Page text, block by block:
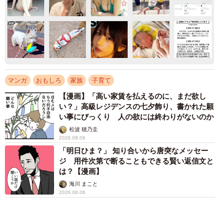
マンガ おもしろ 家族 子育て
【漫画】「高い家賃を払えるのに、まだ欲し
い？」高級レジデンスの七夕飾り、書かれた願
い事にびっくり 人の欲には終わりがないのか
松波 穂乃圭
2026.08.06
「明日ひま？」 知り合いから唐突なメッセー
ジ 用件次第で断ることもできる賢い返信文と
は？【漫画】
海川 まこと
2026.08.06